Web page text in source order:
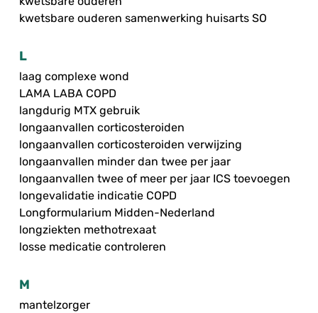
kwetsbare ouderen samenwerking huisarts SO
L
laag complexe wond
LAMA LABA COPD
langdurig MTX gebruik
longaanvallen corticosteroiden
longaanvallen corticosteroiden verwijzing
longaanvallen minder dan twee per jaar
longaanvallen twee of meer per jaar ICS toevoegen
longevalidatie indicatie COPD
Longformularium Midden-Nederland
longziekten methotrexaat
losse medicatie controleren
M
mantelzorger